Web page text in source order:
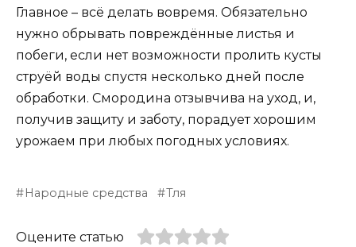
Главное – всё делать вовремя. Обязательно
нужно обрывать повреждённые листья и
побеги, если нет возможности пролить кусты
струёй воды спустя несколько дней после
обработки. Смородина отзывчива на уход, и,
получив защиту и заботу, порадует хорошим
урожаем при любых погодных условиях.
Народные средства Тля
Оцените статью